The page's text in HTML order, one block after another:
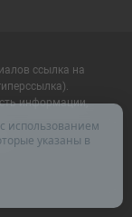
ссылка на
информации,
использованием
указаны в